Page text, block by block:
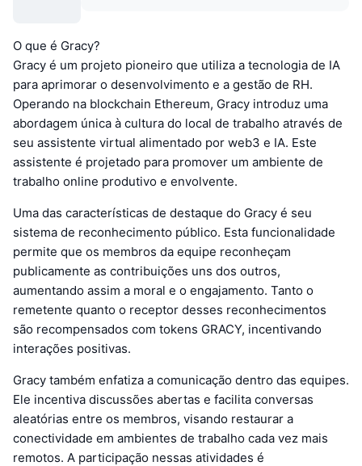
O que é Gracy?
Gracy é um projeto pioneiro que utiliza a tecnologia de IA
para aprimorar o desenvolvimento e a gestão de RH.
Operando na blockchain Ethereum, Gracy introduz uma
abordagem única à cultura do local de trabalho através de
seu assistente virtual alimentado por web3 e IA. Este
assistente é projetado para promover um ambiente de
trabalho online produtivo e envolvente.
Uma das características de destaque do Gracy é seu
sistema de reconhecimento público. Esta funcionalidade
permite que os membros da equipe reconheçam
publicamente as contribuições uns dos outros,
aumentando assim a moral e o engajamento. Tanto o
remetente quanto o receptor desses reconhecimentos
são recompensados com tokens GRACY, incentivando
interações positivas.
Gracy também enfatiza a comunicação dentro das equipes.
Ele incentiva discussões abertas e facilita conversas
aleatórias entre os membros, visando restaurar a
conectividade em ambientes de trabalho cada vez mais
remotos. A participação nessas atividades é